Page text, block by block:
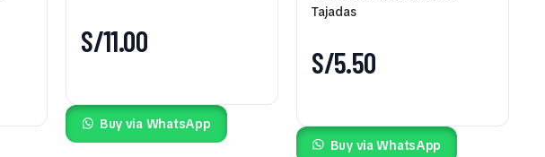
S/11.00
Buy via WhatsApp
Tajadas
S/5.50
Buy via WhatsApp